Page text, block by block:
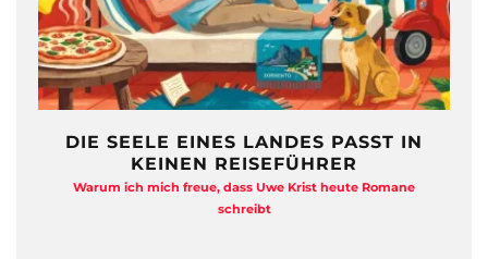
DIE SEELE EINES LANDES PASST IN
KEINEN REISEFÜHRER
Warum ich mich freue, dass Uwe Krist heute Romane
schreibt